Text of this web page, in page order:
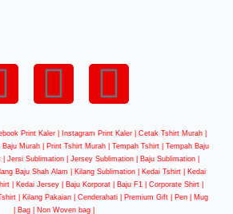
Print Kaler | Instagram Print Kaler | Cetak Tshirt Murah |
Murah | Print Tshirt Murah | Tempah Tshirt | Tempah Baju
| Jersi Sublimation | Jersey Sublimation | Baju Sublimation |
Baju Shah Alam | Kilang Sublimation | Kedai Tshirt | Kedai
| Kedai Jersey | Baju Korporat | Baju F1 | Corporate Shirt |
| Kilang Pakaian | Cenderahati | Premium Gift | Pen | Mug
| Bag | Non Woven bag |